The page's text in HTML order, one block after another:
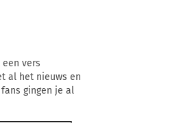
vers
al het nieuws en
fans gingen je al